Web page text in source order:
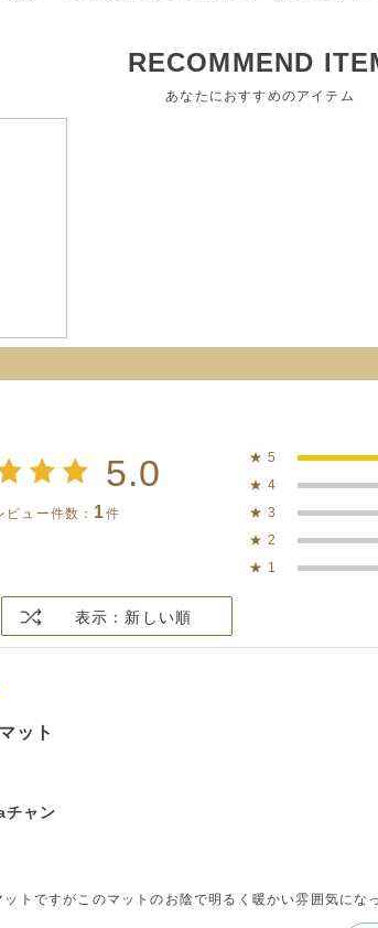
RECOMMEND
あなたにおすすめのアイテム
5.0
ビュー件数： 1件
★ 5
★ 4
★ 3
★ 2
★ 1
表示：新しい順
ット
チャン
トですがこのマットのお陰で明るく暖かい雰囲気にな